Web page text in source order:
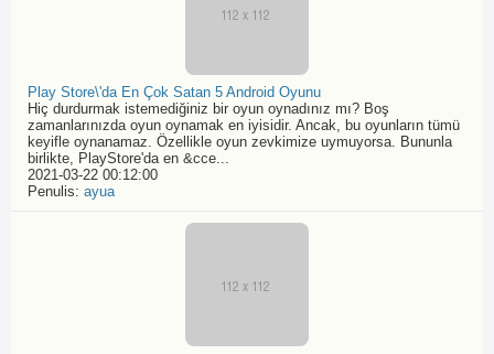
Play Store\'da En Çok Satan 5 Android Oyunu
Hiç durdurmak istemediğiniz bir oyun oynadınız mı? Boş
zamanlarınızda oyun oynamak en iyisidir. Ancak, bu oyunların tümü
keyifle oynanamaz. Özellikle oyun zevkimize uymuyorsa. Bununla
birlikte, PlayStore'da en &cce...
2021-03-22 00:12:00
Penulis: ayua